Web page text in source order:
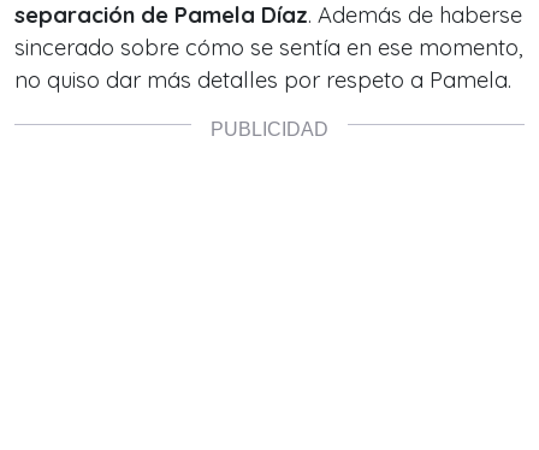
separación de Pamela Díaz. Además de haberse
sincerado sobre cómo se sentía en ese momento,
no quiso dar más detalles por respeto a Pamela.